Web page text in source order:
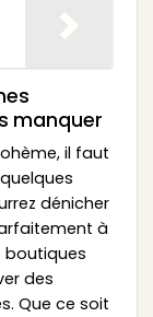
manquer
il faut
dénicher
à
boutiques
des
Que ce soit